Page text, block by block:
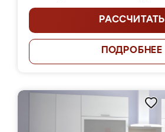
РАССЧИТАТЬ
ПОДРОБНЕЕ